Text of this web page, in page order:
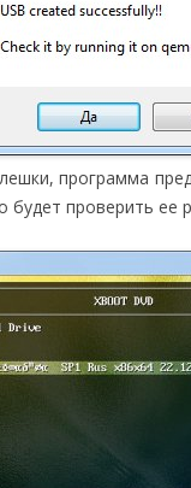
программа
проверить ее